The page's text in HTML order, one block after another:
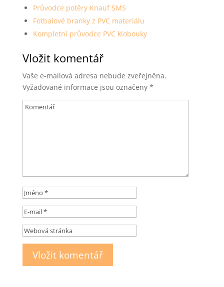
Průvodce potěry Knauf SMS
Fotbalové branky z PVC materiálu
Kompletní průvodce PVC klobouky
Vložit komentář
Vaše e-mailová adresa nebude zveřejněna.
Vyžadované informace jsou označeny *